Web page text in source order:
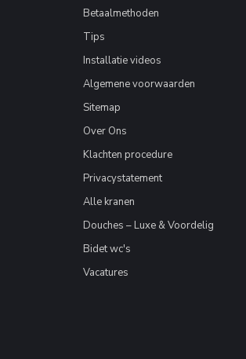
Betaalmethoden
Tips
Installatie videos
Algemene voorwaarden
Sitemap
Over Ons
Klachten procedure
Privacystatement
Alle kranen
Douches – Luxe & Voordelig
Bidet wc's
Vacatures